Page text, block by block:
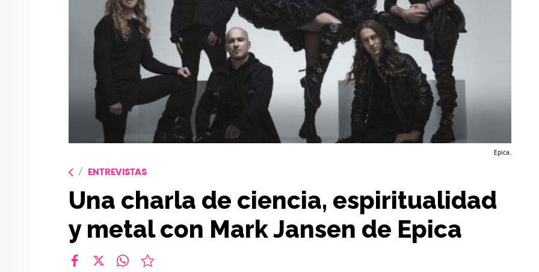
Epica.
ENTREVISTAS
Una charla de ciencia, espiritualidad
y metal con Mark Jansen de Epica